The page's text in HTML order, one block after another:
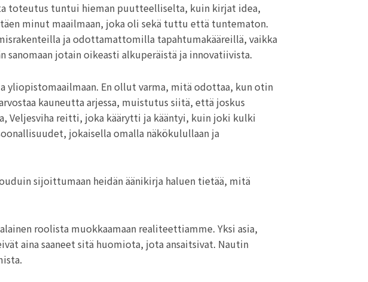
toteutus tuntui hieman puutteelliselta, kuin kirjat idea,
minut maailmaan, joka oli sekä tuttu että tuntematon.
ja odottamattomilla tapahtumakääreillä, vaikka
jotain oikeasti alkuperäistä ja innovatiivista.
yliopistomaailmaan. En ollut varma, mitä odottaa, kun otin
kauneutta arjessa, muistutus siitä, että joskus
Veljesviha reitti, joka käärytti ja kääntyi, kuin joki kulki
jokaisella omalla näkökulullaan ja
sijoittumaan heidän äänikirja haluen tietää, mitä
roolista muokkaamaan realiteettiamme. Yksi asia,
aina saaneet sitä huomiota, jota ansaitsivat. Nautin